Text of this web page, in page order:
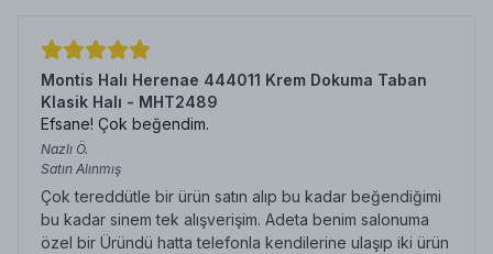
Montis Halı Herenae 444011 Krem Dokuma Taban
Klasik Halı - MHT2489
Efsane! Çok beğendim.
Nazlı Ö.
Satın Alınmış
Çok tereddütle bir ürün satın alıp bu kadar beğendiğimi
bu kadar sinem tek alışverişim. Adeta benim salonuma
özel bir Üründü hatta telefonla kendilerine ulaşıp iki ürün